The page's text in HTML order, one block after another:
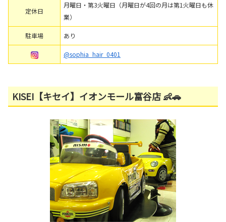
定休日
月曜日・第3火曜日（月曜日が4回の月は第1火曜日も休
業）
駐車場 あり
@sophia_hair_0401
KISEI【キセイ】イオンモール富谷店 👶🚗